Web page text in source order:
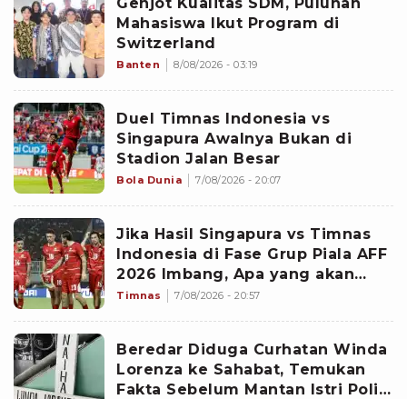
Mahasiswa Ikut Program di
Switzerland
Banten 8/08/2026 - 03:19
Duel Timnas Indonesia vs
Singapura Awalnya Bukan di
Stadion Jalan Besar
Bola Dunia 7/08/2026 - 20:07
Jika Hasil Singapura vs Timnas
Indonesia di Fase Grup Piala AFF
2026 Imbang, Apa yang akan
Terjadi?
Timnas 7/08/2026 - 20:57
Beredar Diduga Curhatan Winda
Lorenza ke Sahabat, Temukan
Fakta Sebelum Mantan Istri Polisi